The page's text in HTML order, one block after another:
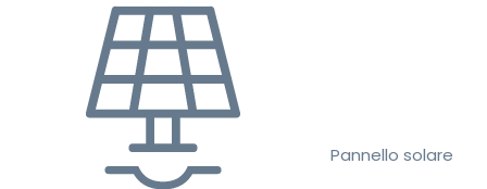
Pannello solare